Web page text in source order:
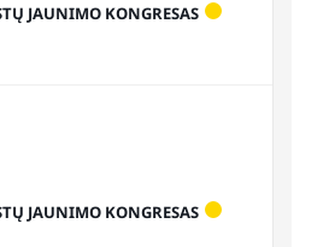
JAUNIMO KONGRESAS
JAUNIMO KONGRESAS